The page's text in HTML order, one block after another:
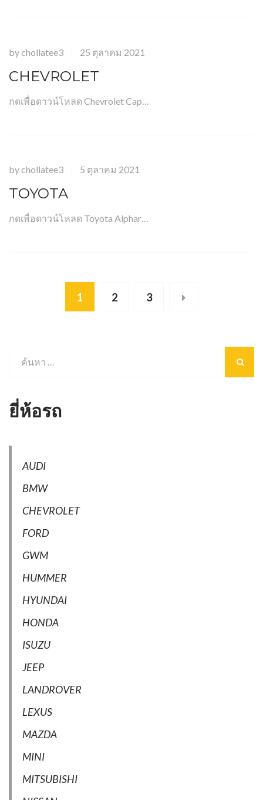
bychollatee3 25 ตุลาคม 2021
CHEVROLET
กดเพื่อดาวน์โหลด Chevrolet Cap…
bychollatee3 5 ตุลาคม 2021
TOYOTA
กดเพื่อดาวน์โหลด Toyota Alphar…
1 2 3
ยี่ห้อรถ
AUDI
BMW
CHEVROLET
FORD
GWM
HUMMER
HYUNDAI
HONDA
ISUZU
JEEP
LANDROVER
LEXUS
MAZDA
MINI
MITSUBISHI